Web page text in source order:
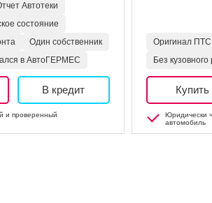
Автотеки
состояние
Один собственник
в АвтоГЕРМЕС
В кредит
и проверенный
Оригинал ПТС
Без
Купить
Юридически
автомобиль